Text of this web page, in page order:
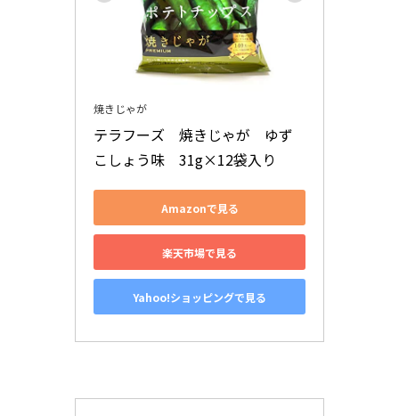
焼きじゃが
テラフーズ　焼きじゃが　ゆず
こしょう味　31g×12袋入り
Amazonで見る
楽天市場で見る
Yahoo!ショッピングで見る